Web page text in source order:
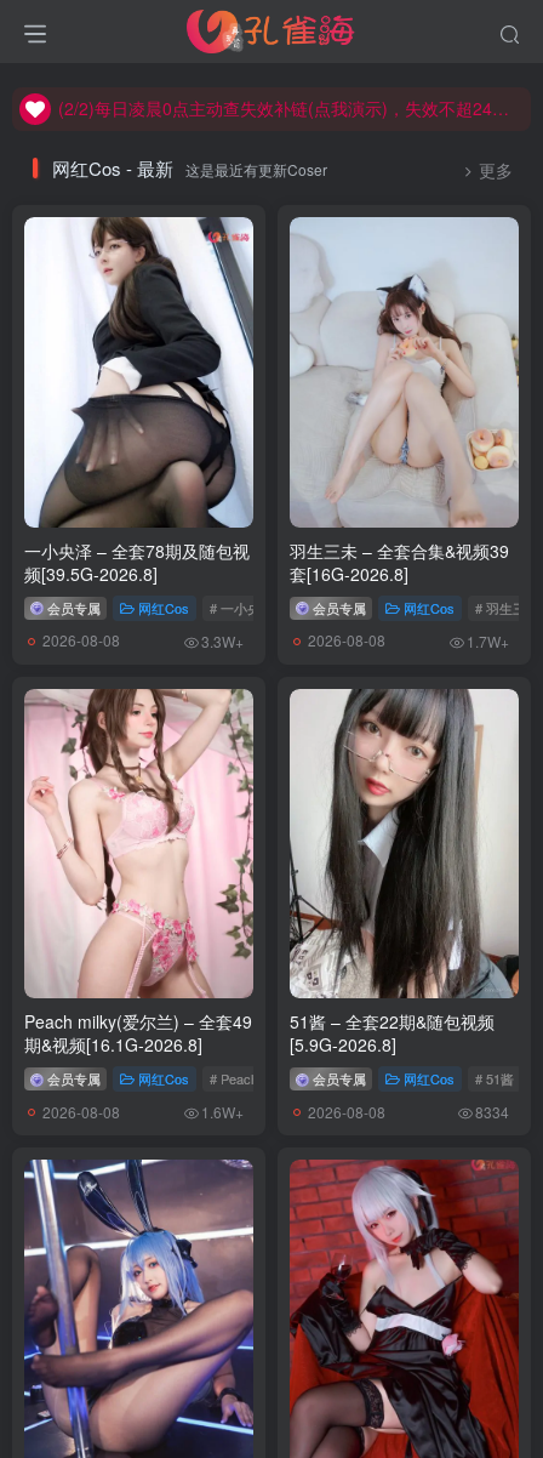
(1/2)永久发布，备用网址点这：kongque.org，点我（原域名失效）！
(1/2)永久发布，备用网址点这：kongque.org，点我（原域名失效）！
网红Cos - 最新 这是最近有更新Coser 更多
一小央泽 – 全套78期及随包视
频[39.5G-2026.8]
会员专属 网红Cos # 一小央泽
2026-08-08 3.3W+
羽生三未 – 全套合集&视频39
套[16G-2026.8]
会员专属 网红Cos # 羽生三未
2026-08-08 1.7W+
Peach milky(爱尔兰) – 全套49
期&视频[16.1G-2026.8]
会员专属 网红Cos # Peach milky
2026-08-08 1.6W+
51酱 – 全套22期&随包视频
[5.9G-2026.8]
会员专属 网红Cos # 51酱
2026-08-08 8334